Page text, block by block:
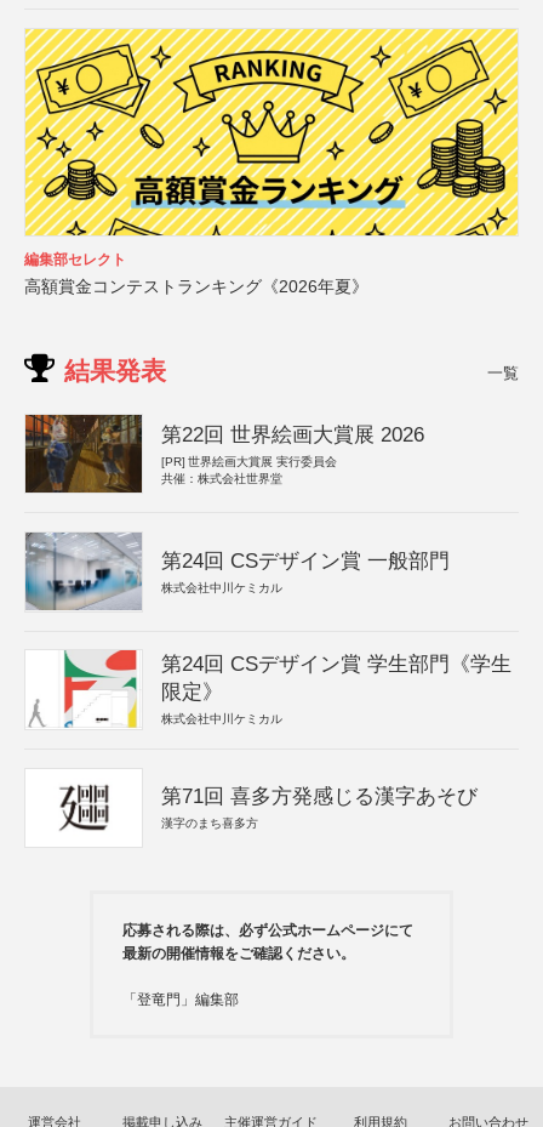
編集部セレクト
高額賞金コンテストランキング《2026年夏》
結果発表 一覧
第22回 世界絵画大賞展 2026
[PR] 世界絵画大賞展 実行委員会
共催：株式会社世界堂
第24回 CSデザイン賞 一般部門
株式会社中川ケミカル
第24回 CSデザイン賞 学生部門《学生
限定》
株式会社中川ケミカル
第71回 喜多方発感じる漢字あそび
漢字のまち喜多方
応募される際は、必ず公式ホームページにて
最新の開催情報をご確認ください。
「登竜門」編集部
運営会社 掲載申し込み 主催運営ガイド 利用規約 お問い合わせ